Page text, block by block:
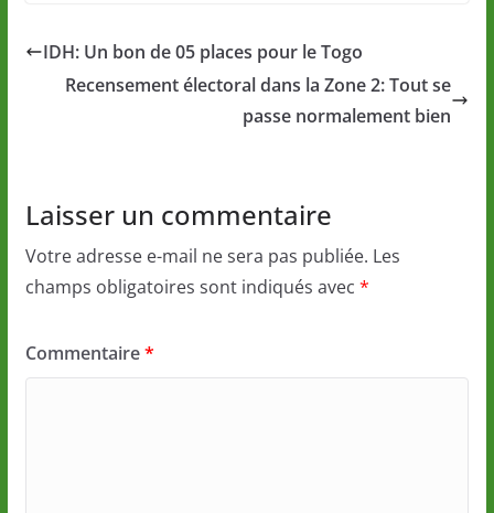
IDH: Un bon de 05 places pour le Togo
Recensement électoral dans la Zone 2: Tout se
passe normalement bien
Laisser un commentaire
Votre adresse e-mail ne sera pas publiée. Les
champs obligatoires sont indiqués avec *
Commentaire*